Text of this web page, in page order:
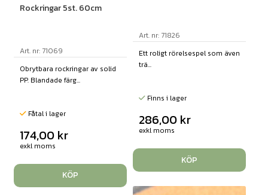
Rockringar 5st. 60cm
Art. nr: 71069
Obrytbara rockringar av solid
PP. Blandade färg...
Fåtal i lager
174,00 kr
exkl moms
KÖP
Art. nr: 71826
Ett roligt rörelsespel som även
trä...
Finns i lager
286,00 kr
exkl moms
KÖP